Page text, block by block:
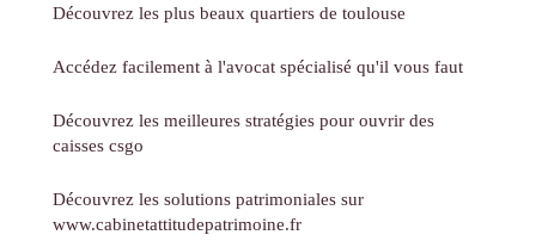
Découvrez les plus beaux quartiers de toulouse
Accédez facilement à l'avocat spécialisé qu'il vous faut
Découvrez les meilleures stratégies pour ouvrir des
caisses csgo
Découvrez les solutions patrimoniales sur
www.cabinetattitudepatrimoine.fr